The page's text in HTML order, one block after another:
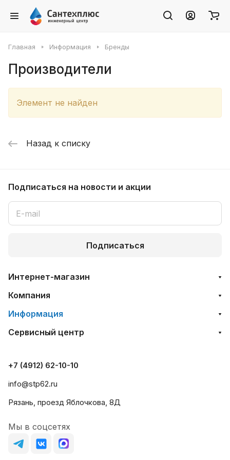
Главная Информация Бренды
Производители
Элемент не найден
Назад к списку
Подписаться на новости и акции
Подписаться
Интернет-магазин
Компания
Информация
Сервисный центр
+7 (4912) 62-10-10
info@stp62.ru
Рязань, проезд Яблочкова, 8Д
Мы в соцсетях